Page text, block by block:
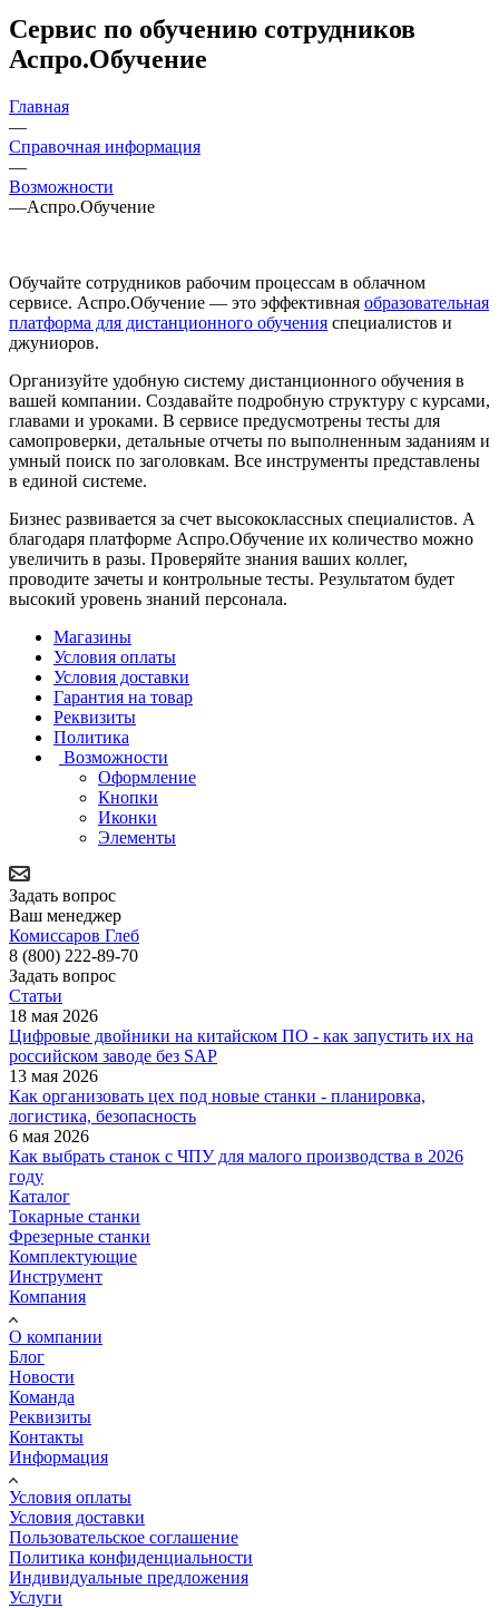
Сервис по обучению сотрудников
Аспро.Обучение
Главная
—
Справочная информация
—
Возможности
—Аспро.Обучение
Обучайте сотрудников рабочим процессам в облачном
сервисе. Аспро.Обучение — это эффективная образовательная
платформа для дистанционного обучения специалистов и
джуниоров.
Организуйте удобную систему дистанционного обучения в
вашей компании. Создавайте подробную структуру с курсами,
главами и уроками. В сервисе предусмотрены тесты для
самопроверки, детальные отчеты по выполненным заданиям и
умный поиск по заголовкам. Все инструменты представлены
в единой системе.
Бизнес развивается за счет высококлассных специалистов. А
благодаря платформе Аспро.Обучение их количество можно
увеличить в разы. Проверяйте знания ваших коллег,
проводите зачеты и контрольные тесты. Результатом будет
высокий уровень знаний персонала.
Магазины
Условия оплаты
Условия доставки
Гарантия на товар
Реквизиты
Политика
Возможности
Оформление
Кнопки
Иконки
Элементы
Задать вопрос
Ваш менеджер
Комиссаров Глеб
8 (800) 222-89-70
Задать вопрос
Статьи
18 мая 2026
Цифровые двойники на китайском ПО - как запустить их на
российском заводе без SAP
13 мая 2026
Как организовать цех под новые станки - планировка,
логистика, безопасность
6 мая 2026
Как выбрать станок с ЧПУ для малого производства в 2026
году
Каталог
Токарные станки
Фрезерные станки
Комплектующие
Инструмент
Компания
О компании
Блог
Новости
Команда
Реквизиты
Контакты
Информация
Условия оплаты
Условия доставки
Пользовательское соглашение
Политика конфиденциальности
Индивидуальные предложения
Услуги